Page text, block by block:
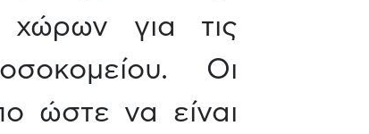
χώρων για τις
Οι
ώστε να είναι